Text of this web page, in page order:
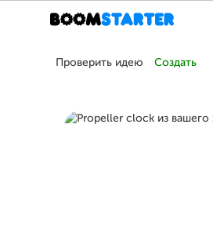
Проверить идею Создать